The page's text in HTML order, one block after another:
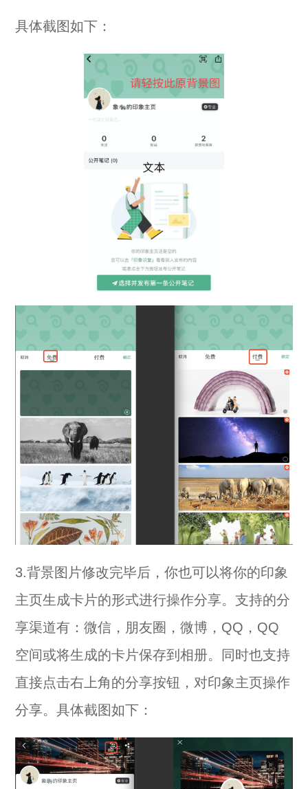
具体截图如下：
3.背景图片修改完毕后，你也可以将你的印象
主页生成卡片的形式进行操作分享。支持的分
享渠道有：微信，朋友圈，微博，QQ，QQ
空间或将生成的卡片保存到相册。同时也支持
直接点击右上角的分享按钮，对印象主页操作
分享。具体截图如下：